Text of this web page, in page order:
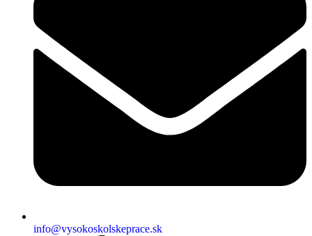
info@vysokoskolskeprace.sk